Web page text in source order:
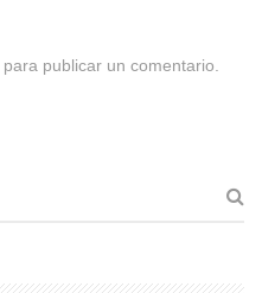
para publicar un comentario.